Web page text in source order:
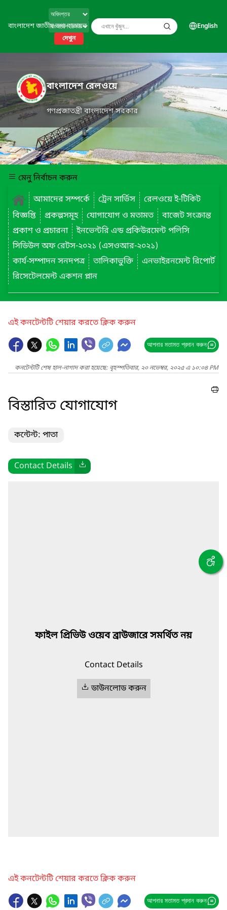
বাংলাদেশ জাতীয় তথ্য বাতায়ন
দেখুন
English
বাংলাদেশ রেলওয়ে
গণপ্রজাতন্ত্রী বাংলাদেশ সরকার
মেনু নির্বাচন করুন
আমাদের সম্পর্কে
ট্রেন সার্ভিস
রেলওয়ে ই-টিকিট
বিজ্ঞপ্তি
প্রকল্পসমূহ যোগাযোগ ও মতামত
বাজেট সংক্রান্ত
প্রকাশ ও প্রচারনা
ইনভেন্টরি এন্ড প্রকিউরমেন্ট পলিসি
সিডিউল অফ রেটস-২০২১ (এসওআর-২০২১)
কার্য-সম্পাদন সনদপত্র
তালিকাভুক্তি
এনভাইরনমেন্ট রিপোর্ট
রিসেটেলমেন্ট একশন প্লান
এই কনটেন্টটি শেয়ার করতে ক্লিক করুন
আপনার মতামত প্রদান করুন
কনটেন্টটি শেষ হাল-নাগাদ করা হয়েছে: বৃহস্পতিবার, ২০ নভেম্বর, ২০২৫ এ ১০:০৪ PM
বিস্তারিত যোগাযোগ
কন্টেন্ট: পাতা
Contact Details
ফাইল প্রিভিউ ওয়েব ব্রাউজারে সমর্থিত নয়
Contact Details
ডাউনলোড করুন
এই কনটেন্টটি শেয়ার করতে ক্লিক করুন
আপনার মতামত প্রদান করুন